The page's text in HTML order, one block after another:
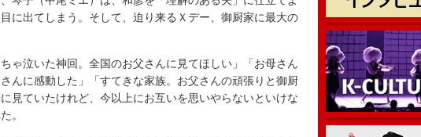
に出てしまう。そして、迫り来るＸデー、御厨家に最大の
泣いた神回。全国のお父さんに見てほしい」「お母さん
んに感動した」「すてきな家族。お父さんの頑張りと御厨
見ていたけれど、今以上にお互いを思いやらないといけな
。